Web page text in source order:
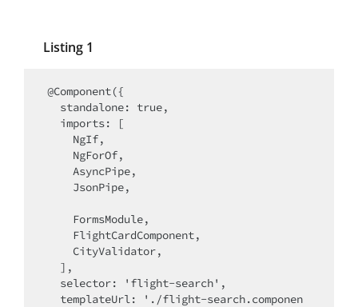
Listing 1
@Component({